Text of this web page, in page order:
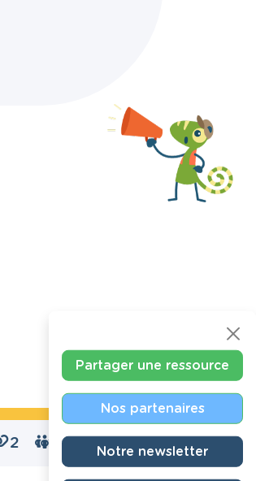
2 0
Partager une ressource
Nos partenaires
Notre newsletter